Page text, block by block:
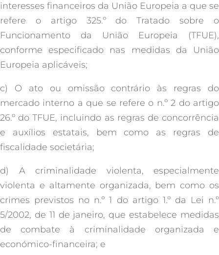
interesses financeiros da União Europeia a que se
refere o artigo 325.º do Tratado sobre o
Funcionamento da União Europeia (TFUE),
conforme especificado nas medidas da União
Europeia aplicáveis;
c) O ato ou omissão contrário às regras do
mercado interno a que se refere o n.º 2 do artigo
26.º do TFUE, incluindo as regras de concorrência
e auxílios estatais, bem como as regras de
fiscalidade societária;
d) A criminalidade violenta, especialmente
violenta e altamente organizada, bem como os
crimes previstos no n.º 1 do artigo 1.º da Lei n.º
5/2002, de 11 de janeiro, que estabelece medidas
de combate à criminalidade organizada e
económico-financeira; e